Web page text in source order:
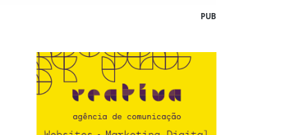
PUB